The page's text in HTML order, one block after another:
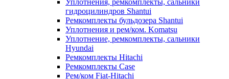
гидроцилиндров Shantui
Ремкомплекты бульдозера Shantui
Уплотнения и рем/ком. Komatsu
Уплотнение, ремкомплекты, сальники
Hyundai
Ремкомплекты Hitachi
Ремкомплекты Case
Рем/ком Fiat-Hitachi